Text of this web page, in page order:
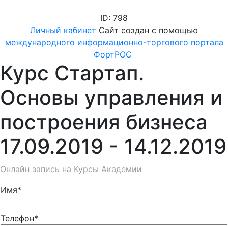
ID: 798
Личный кабинет Сайт создан с помощью
международного информационно-торгового портала
ФортРОС
Курс Стартап.
Основы управления и
построения бизнеса
17.09.2019 - 14.12.2019
Онлайн запись на Курсы Академии
Имя*
Телефон*